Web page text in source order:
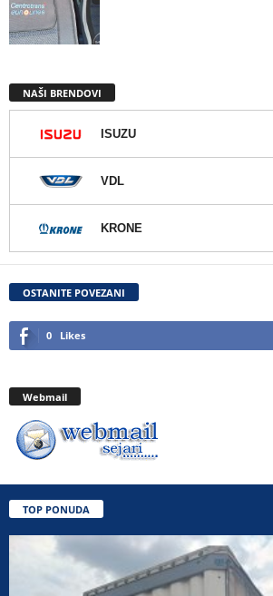
NAŠI BRENDOVI
ISUZU
VDL
KRONE
OSTANITE POVEZANI
0 Likes
Webmail
TOP PONUDA